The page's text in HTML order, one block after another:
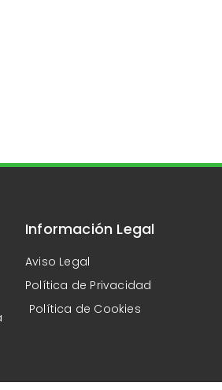
Información Legal
Aviso Legal
Política de Privacidad
Política de Cookies